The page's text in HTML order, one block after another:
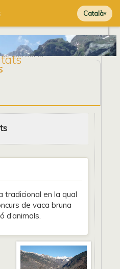
Català
Tots Sants
tradicional en la qual
de vaca bruna
d’animals.